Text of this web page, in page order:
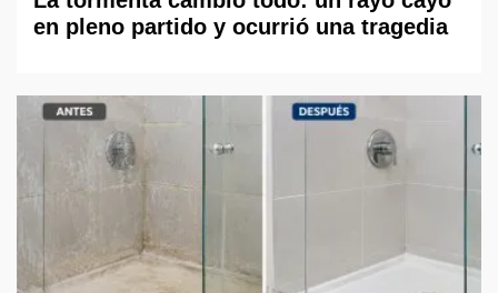
en pleno partido y ocurrió una tragedia